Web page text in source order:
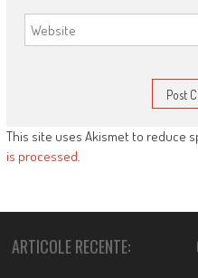
This site uses Akismet to reduce
is processed.
ARTICOLE RECENTE: